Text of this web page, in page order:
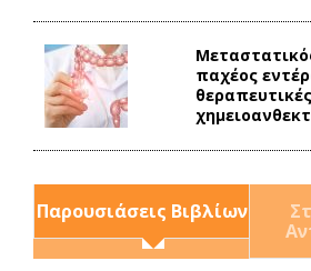
παχέος
Παρουσιάσεις Βιβλίων